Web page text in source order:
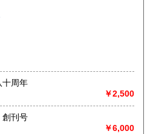
大分県 300円
300円
枚もの、絵葉書、鳥瞰図、近代
ります。
十周年
￥2,500
創刊号
￥6,000